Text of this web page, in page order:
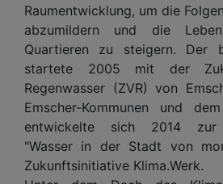
Raumentwicklung, um die
abzumildern und die
Quartieren zu steigern. Der
startete 2005 mit der
Regenwasser (ZVR) von
Emscher-Kommunen und
entwickelte sich 2014 zur
"Wasser in der Stadt von
Zukunftsinitiative Klima.Werk.